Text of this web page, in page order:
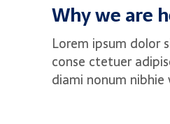
Why we are
Lorem ipsum dolor
conse ctetuer
diami nonum